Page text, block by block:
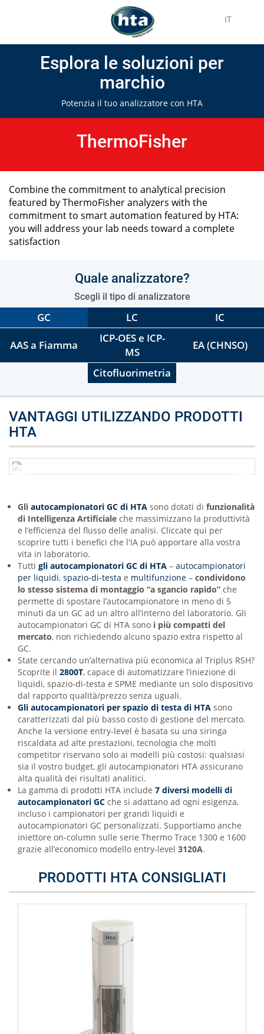
IT
Esplora le soluzioni per
marchio
Potenzia il tuo analizzatore con HTA
ThermoFisher
Combine the commitment to analytical precision
featured by ThermoFisher analyzers with the
commitment to smart automation featured by HTA:
you will address your lab needs toward a complete
satisfaction
Quale analizzatore?
Scegli il tipo di analizzatore
GC LC IC
AAS a Fiamma
ICP-OES e ICP-
MS
EA (CHNSO)
Citofluorimetria
PRODOTTI HTA CONSIGLIATI
VANTAGGI UTILIZZANDO PRODOTTI
HTA
Gli autocampionatori GC di HTA sono dotati di funzionalità
di Intelligenza Artificiale che massimizzano la produttività
e l’efficienza del flusso delle analisi. Cliccate qui per
scoprire tutti i benefici che l'IA può apportare alla vostra
vita in laboratorio.
Tutti gli autocampionatori GC di HTA – autocampionatori
per liquidi, spazio-di-testa e multifunzione – condividono
lo stesso sistema di montaggio “a sgancio rapido” che
permette di spostare l’autocampionatore in meno di 5
minuti da un GC ad un altro all’interno del laboratorio. Gli
autocampionatori GC di HTA sono i più compatti del
mercato, non richiedendo alcuno spazio extra rispetto al
GC.
State cercando un’alternativa più economica al Triplus RSH?
Scoprite il 2800T, capace di automatizzare l’iniezione di
liquidi, spazio-di-testa e SPME mediante un solo dispositivo
dal rapporto qualità/prezzo senza uguali.
Gli autocampionatori per spazio di testa di HTA sono
caratterizzati dal più basso costo di gestione del mercato.
Anche la versione entry-level è basata su una siringa
riscaldata ad alte prestazioni, tecnologia che molti
competitor riservano solo ai modelli più costosi: qualsiasi
sia il vostro budget, gli autocampionatori HTA assicurano
alta qualità dei risultati analitici.
La gamma di prodotti HTA include 7 diversi modelli di
autocampionatori GC che si adattano ad ogni esigenza,
incluso i campionatori per grandi liquidi e
autocampionatori GC personalizzati. Supportiamo anche
iniettore on-column sulle serie Thermo Trace 1300 e 1600
grazie all’economico modello entry-level 3120A.